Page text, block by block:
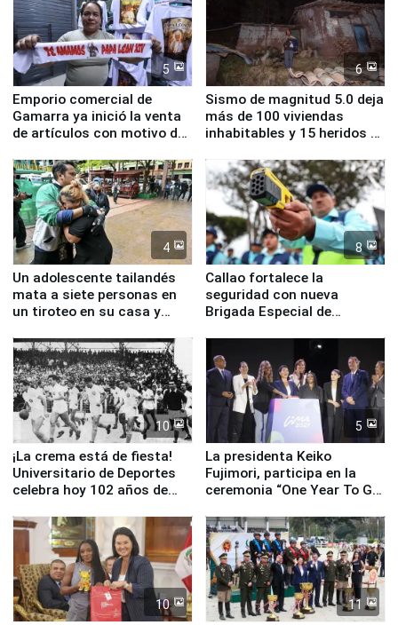
5
Emporio comercial de
Gamarra ya inició la venta
de artículos con motivo de
6
Sismo de magnitud 5.0 deja
más de 100 viviendas
inhabitables y 15 heridos en
4
Un adolescente tailandés
mata a siete personas en
un tiroteo en su casa y
8
Callao fortalece la
seguridad con nueva
Brigada Especial de
equipamiento para
Serenazgo
10
¡La crema está de fiesta!
Universitario de Deportes
celebra hoy 102 años de
5
La presidenta Keiko
Fujimori, participa en la
ceremonia “One Year To Go
10 11